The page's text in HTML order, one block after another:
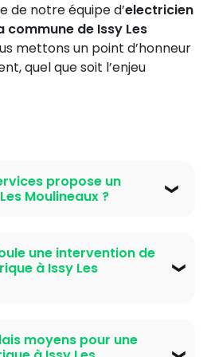
de notre équipe d’electricien
commune de Issy Les
mettons un point d’honneur
quel que soit l’enjeu
propose un
Moulineaux ?
l'installation électrique
en urgence, la
mise aux normes selon la
et extérieur. Certains
une intervention de
à Issy Les
commence par un
pour identifier la cause
moyens pour une